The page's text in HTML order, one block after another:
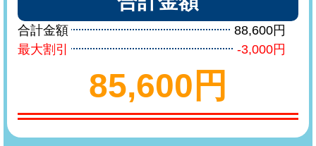
合計金額
88,600円
最大割引
-3,000円
85,600円